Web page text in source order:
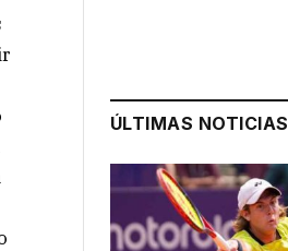
ÚLTIMAS NOTICIAS